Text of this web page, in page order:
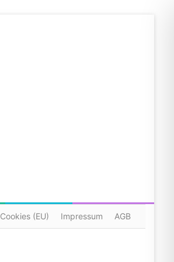
Cookies (EU) Impressum AGB